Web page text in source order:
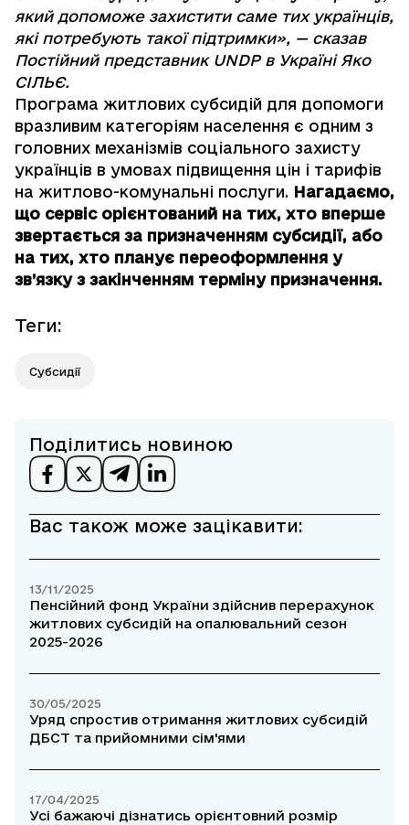
який допоможе захистити саме тих українців,
які потребують такої підтримки», — сказав
Постійний представник UNDP в Україні Яко
СІЛЬЄ.
Програма житлових субсидій для допомоги
вразливим категоріям населення є одним з
головних механізмів соціального захисту
українців в умовах підвищення цін і тарифів
на житлово-комунальні послуги. Нагадаємо,
що сервіс орієнтований на тих, хто вперше
звертається за призначенням субсидії, або
на тих, хто планує переоформлення у
зв’язку з закінченням терміну призначення.
Теги:
Субсидії
Поділитись новиною
Вас також може зацікавити:
13/11/2025
Пенсійний фонд України здійснив перерахунок
житлових субсидій на опалювальний сезон
2025-2026
30/05/2025
Уряд спростив отримання житлових субсидій
ДБСТ та прийомними сім'ями
17/04/2025
Усі бажаючі дізнатись орієнтовний розмір